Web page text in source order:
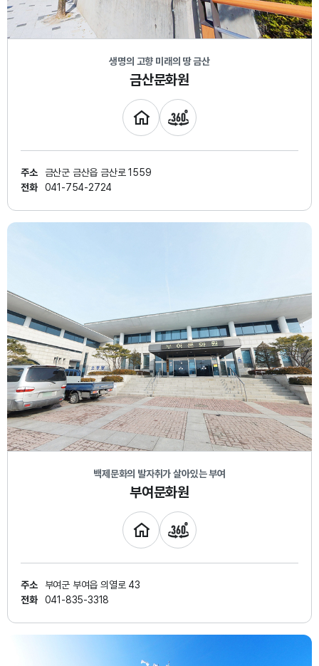
생명의 고향 미래의 땅 금산
금산문화원
주소
금산군 금산읍 금산로 1559
전화
041-754-2724
백제문화의 발자취가 살아있는 부여
부여문화원
주소
부여군 부여읍 의열로 43
전화
041-835-3318